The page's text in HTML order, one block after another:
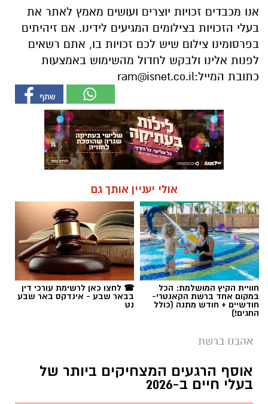
אנו מכבדים זכויות יוצרים ועושים מאמץ לאתר את
בעלי הזכויות בצילומים המגיעים לידינו. אם זיהיתים
בפרסומינו צילום שיש לכם זכויות בו, אתם רשאים
לפנות אלינו ולבקש לחדול מהשימוש באמצעות
כתובת המייל:ram@isnet.co.il
אולי יעניין אותך גם
חוויית הקיץ המושלמת: הכל
במקום אחד ברשת הקאנטרי-
חודשיים + חודש מתנה (כולל
החגים!)
☎ לחצו כאן לרשימת עורכי דין
בבאר שבע - אינדקס באר שבע
נט
אהבנו ברשת
אוסף הרגעים המצחיקים ביותר של
בעלי חיים ב-2026